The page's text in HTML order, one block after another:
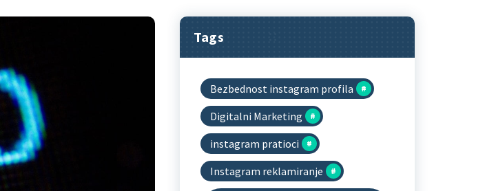
Tags
Bezbednost instagram profila
Digitalni Marketing
instagram pratioci
Instagram reklamiranje